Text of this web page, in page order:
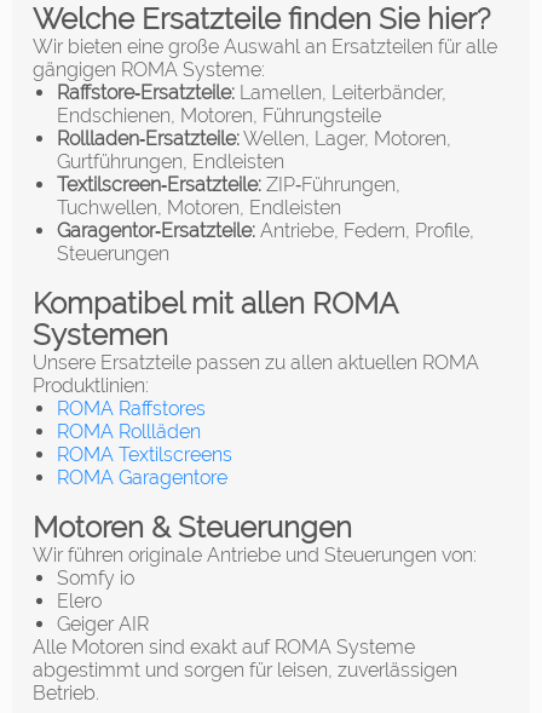
Welche Ersatzteile finden Sie hier?
Wir bieten eine große Auswahl an Ersatzteilen für alle
gängigen ROMA Systeme:
Raffstore‑Ersatzteile: Lamellen, Leiterbänder,
Endschienen, Motoren, Führungsteile
Rollladen‑Ersatzteile:Wellen, Lager, Motoren,
Gurtführungen, Endleisten
Textilscreen‑Ersatzteile: ZIP‑Führungen,
Tuchwellen, Motoren, Endleisten
Garagentor‑Ersatzteile: Antriebe, Federn, Profile,
Steuerungen
Kompatibel mit allen ROMA
Systemen
Unsere Ersatzteile passen zu allen aktuellen ROMA
Produktlinien:
ROMA Raffstores
ROMA Rollläden
ROMA Textilscreens
ROMA Garagentore
Motoren & Steuerungen
Wir führen originale Antriebe und Steuerungen von:
Somfy io
Elero
Geiger AIR
Alle Motoren sind exakt auf ROMA Systeme
abgestimmt und sorgen für leisen, zuverlässigen
Betrieb.